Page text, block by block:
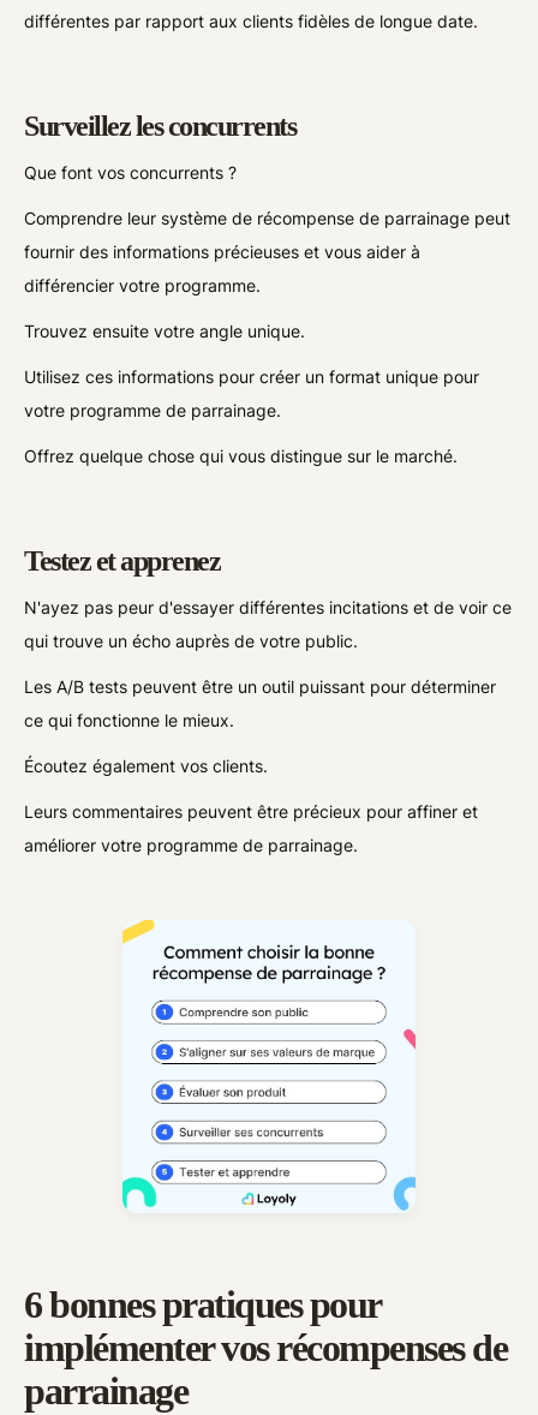
différentes par rapport aux clients fidèles de longue date.
Surveillez les concurrents
Que font vos concurrents ?
Comprendre leur système de récompense de parrainage peut
fournir des informations précieuses et vous aider à
différencier votre programme.
Trouvez ensuite votre angle unique.
Utilisez ces informations pour créer un format unique pour
votre programme de parrainage.
Offrez quelque chose qui vous distingue sur le marché.
Testez et apprenez
N'ayez pas peur d'essayer différentes incitations et de voir ce
qui trouve un écho auprès de votre public.
Les A/B tests peuvent être un outil puissant pour déterminer
ce qui fonctionne le mieux.
Écoutez également vos clients.
Leurs commentaires peuvent être précieux pour affiner et
améliorer votre programme de parrainage.
6 bonnes pratiques pour
implémenter vos récompenses de
parrainage